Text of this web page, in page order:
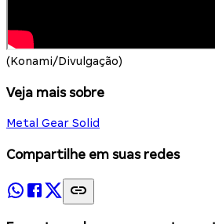
(Konami/Divulgação)
Veja mais sobre
Metal Gear Solid
Compartilhe em suas redes